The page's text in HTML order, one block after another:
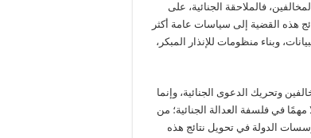
فالملاحقة الجنائية، على
هذه القضية إلى سياسات عامة أكثر
وبناء منظومات للإنذار المبكر،
وتحريك الدعوى الجنائية، وإنما
مهمًا في فلسفة العدالة الجنائية؛ من
الدولة في تحويل نتائج هذه